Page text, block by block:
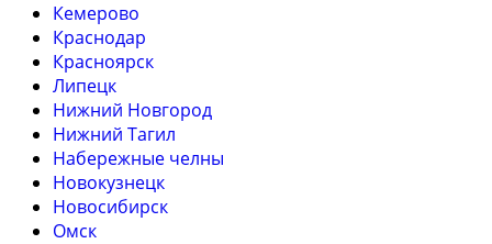
Кемерово
Краснодар
Красноярск
Липецк
Нижний Новгород
Нижний Тагил
Набережные челны
Новокузнецк
Новосибирск
Омск